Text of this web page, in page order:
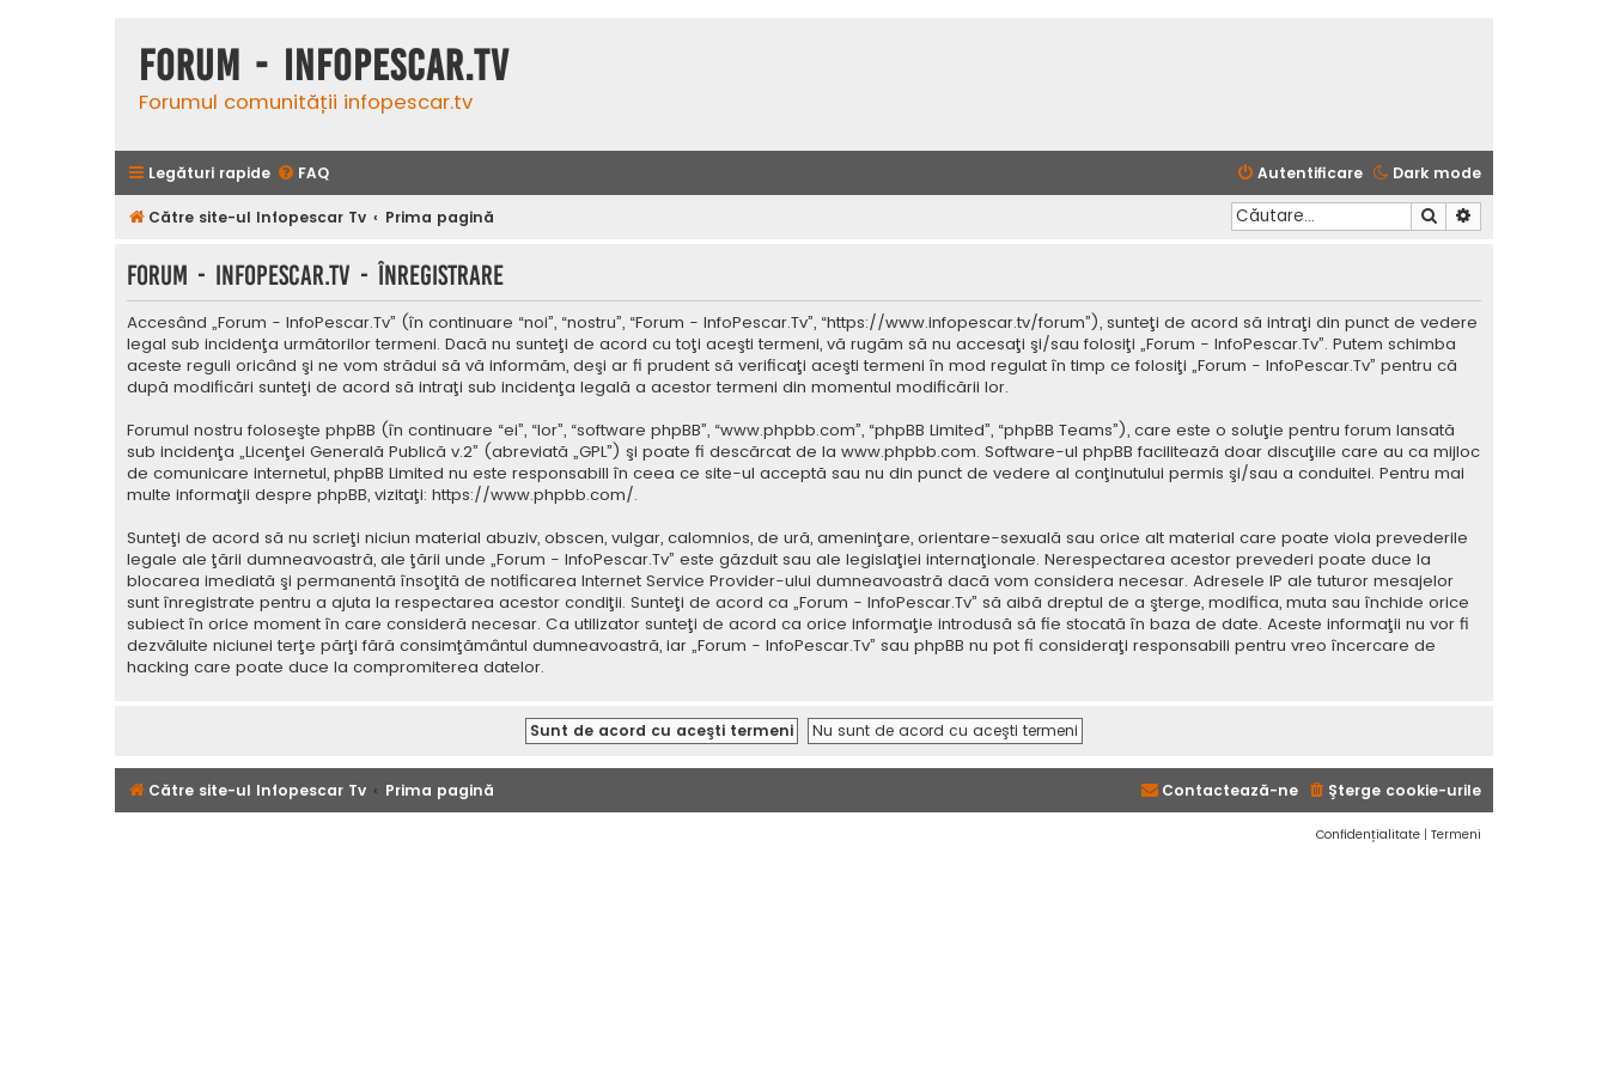
Forum - InfoPescar.Tv
Forumul comunității infopescar.tv
Legături rapide Dark mode
FAQ Autentificare
Către site-ul Infopescar Tv Prima pagină Căutare
Forum - InfoPescar.Tv - Înregistrare
Accesând „Forum - InfoPescar.Tv” (în continuare “noi”, “nostru”, “Forum - InfoPescar.Tv”, “https://www.infopescar.tv/forum”), sunteţi de acord să intraţi din punct de vedere
legal sub incidenţa următorilor termeni. Dacă nu sunteţi de acord cu toţi aceşti termeni, vă rugăm să nu accesaţi şi/sau folosiţi „Forum - InfoPescar.Tv”. Putem schimba
aceste reguli oricând şi ne vom strădui să vă informăm, deşi ar fi prudent să verificaţi aceşti termeni în mod regulat în timp ce folosiţi „Forum - InfoPescar.Tv” pentru că
după modificări sunteţi de acord să intraţi sub incidenţa legală a acestor termeni din momentul modificării lor.
Forumul nostru foloseşte phpBB (în continuare “ei”, “lor”, “software phpBB”, “www.phpbb.com”, “phpBB Limited”, “phpBB Teams”), care este o soluţie pentru forum lansată
sub incidenţa „Licenţei Generală Publică v.2” (abreviată „GPL”) şi poate fi descărcat de la www.phpbb.com. Software-ul phpBB facilitează doar discuţiile care au ca mijloc
de comunicare internetul, phpBB Limited nu este responsabill în ceea ce site-ul acceptă sau nu din punct de vedere al conţinutului permis şi/sau a conduitei. Pentru mai
multe informaţii despre phpBB, vizitaţi: https://www.phpbb.com/.
Sunteţi de acord să nu scrieţi niciun material abuziv, obscen, vulgar, calomnios, de ură, ameninţare, orientare-sexuală sau orice alt material care poate viola prevederile
legale ale ţării dumneavoastră, ale ţării unde „Forum - InfoPescar.Tv” este găzduit sau ale legislaţiei internaţionale. Nerespectarea acestor prevederi poate duce la
blocarea imediată şi permanentă însoţită de notificarea Internet Service Provider-ului dumneavoastră dacă vom considera necesar. Adresele IP ale tuturor mesajelor
sunt înregistrate pentru a ajuta la respectarea acestor condiţii. Sunteţi de acord ca „Forum - InfoPescar.Tv” să aibă dreptul de a şterge, modifica, muta sau închide orice
subiect în orice moment în care consideră necesar. Ca utilizator sunteţi de acord ca orice informaţie introdusă să fie stocată în baza de date. Aceste informaţii nu vor fi
dezvăluite niciunei terţe părţi fără consimţământul dumneavoastră, iar „Forum - InfoPescar.Tv” sau phpBB nu pot fi consideraţi responsabili pentru vreo încercare de
hacking care poate duce la compromiterea datelor.
Către site-ul Infopescar Tv Prima pagină Şterge cookie-urile
Contactează-ne
Confidențialitate | Termeni